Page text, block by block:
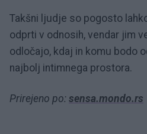
Takšni ljudje so pogosto
odprti v odnosih, vendar jim
odločajo, kdaj in komu bodo
najbolj intimnega prostora.
Prirejeno po: sensa.mondo.rs